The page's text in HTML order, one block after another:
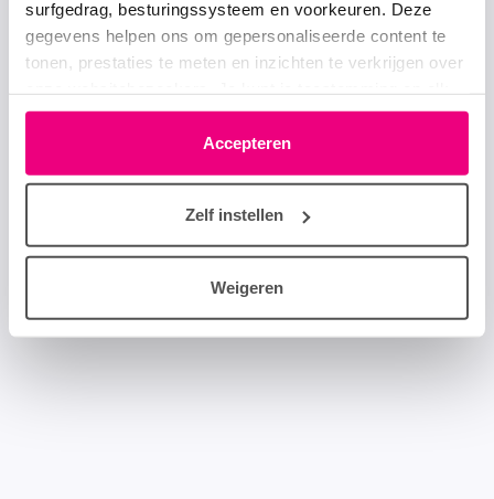
surfgedrag, besturingssysteem en voorkeuren. Deze
gegevens helpen ons om gepersonaliseerde content te
tonen, prestaties te meten en inzichten te verkrijgen over
moment wijzigen of intrekken via het cookie-icoontje
linksonder elke pagina. De lijst met partners is te vinden
in het tabblad “details”.
Accepteren
Zelf instellen
Weigeren